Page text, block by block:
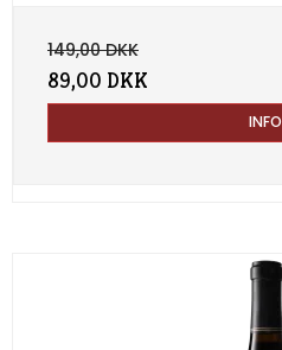
149,00 DKK
89,00 DKK
INFO